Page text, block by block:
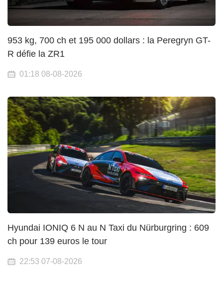
953 kg, 700 ch et 195 000 dollars : la Peregryn GT-
R défie la ZR1
01:18 08-08-2026
Hyundai IONIQ 6 N au N Taxi du Nürburgring : 609
ch pour 139 euros le tour
22:53 07-08-2026